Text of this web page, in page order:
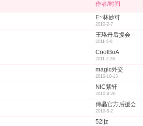
作者/时间
E~林妙可
2010-2-7
王珞丹后援会
2011-5-6
CoolBoA
2011-2-28
magic外交
2010-10-13
NIC紫轩
2010-4-26
傅晶官方后援会
2010-5-2
52ljz